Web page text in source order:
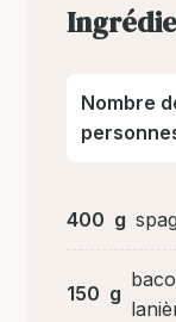
Nombre
400 g
150 g